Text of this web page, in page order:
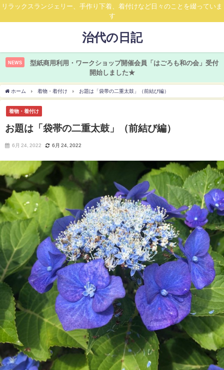
リラックスランジェリー、手作り下着、着付けなど日々のことを綴っていま
す
治代の日記
NEWS
型紙商用利用・ワークショップ開催会員「はごろも和の会」受付
開始しました★
ホーム 着物・着付け お題は「袋帯の二重太鼓」（前結び編）
着物・着付け
お題は「袋帯の二重太鼓」（前結び編）
6月 24, 2022 6月 24, 2022